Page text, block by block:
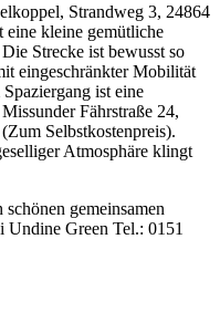
Strandweg 3, 24864
eine kleine gemütliche
Strecke ist bewusst so
eingeschränkter Mobilität
ist eine
Fährstraße 24,
Selbstkostenpreis).
Atmosphäre klingt
gemeinsamen
Undine Green Tel.: 0151